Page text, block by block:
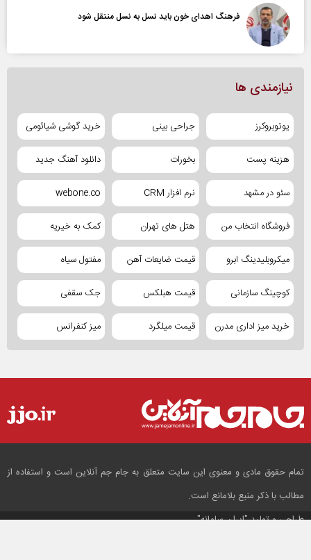
فرهنگ اهدای خون باید نسل به نسل منتقل شود
نیازمندی ها
یوتوبروکرز جراحی بینی خرید گوشی شیائومی
هزینه پست بخورات دانلود آهنگ جدید
سئو در مشهد نرم افزار CRM webone.co
فروشگاه انتخاب من هتل های تهران کمک به خیریه
میکروبلیدینگ ابرو قیمت ضایعات آهن مفتول سیاه
کوچینگ سازمانی قیمت هبلکس جک سقفی
خرید میز اداری مدرن قیمت میلگرد میز کنفرانس
تمام حقوق مادی و معنوی این سایت متعلق به جام جم آنلاین است و استفاده از
مطالب با ذکر منبع بلامانع است.
طراحی و تولید"ایران سامانه"